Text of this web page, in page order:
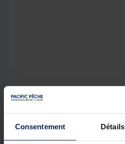
Consentement Détails